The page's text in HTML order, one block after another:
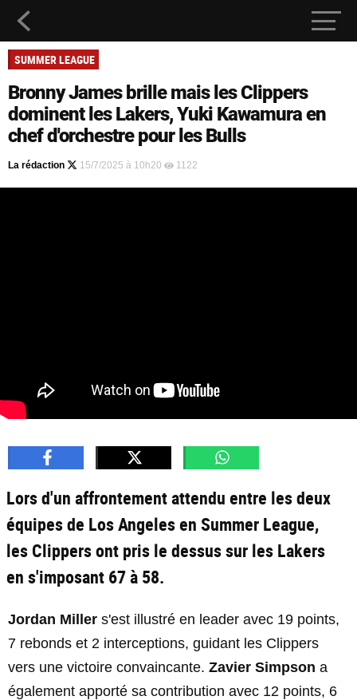
SUMMER LEAGUE
Bronny James brille mais les Clippers
dominent les Lakers, Yuki Kawamura en
chef d'orchestre pour les Bulls
La rédaction 15/7/2025 à 10h20 1122
Lors d'un affrontement attendu entre les deux
équipes de Los Angeles en Summer League,
les Clippers ont pris le dessus sur les Lakers
en s'imposant 67 à 58.
Jordan Miller s'est illustré en leader avec 19 points,
7 rebonds et 2 interceptions, guidant les Clippers
vers une victoire convaincante. Zavier Simpson a
également apporté sa contribution avec 12 points, 6